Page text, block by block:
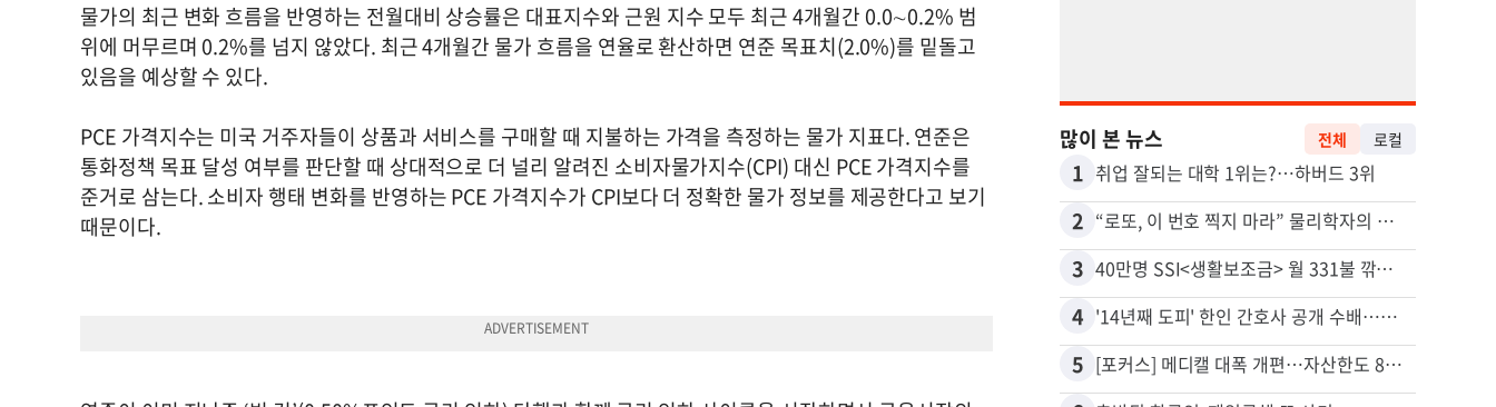
물가의 최근 변화 흐름을 반영하는 전월대비 상승률은 대표지수와 근원 지수 모두 최근 4개월간 0.0∼0.2% 범
위에 머무르며 0.2%를 넘지 않았다. 최근 4개월간 물가 흐름을 연율로 환산하면 연준 목표치(2.0%)를 밑돌고
있음을 예상할 수 있다.
PCE 가격지수는 미국 거주자들이 상품과 서비스를 구매할 때 지불하는 가격을 측정하는 물가 지표다. 연준은
통화정책 목표 달성 여부를 판단할 때 상대적으로 더 널리 알려진 소비자물가지수(CPI) 대신 PCE 가격지수를
준거로 삼는다. 소비자 행태 변화를 반영하는 PCE 가격지수가 CPI보다 더 정확한 물가 정보를 제공한다고 보기
때문이다.
많이 본 뉴스 전체 로컬
1 취업 잘되는 대학 1위는?…하버드 3위
2 “로또, 이 번호 찍지 마라” 물리학자의 당첨금 높이는 비밀
3 40만명 SSI<생활보조금> 월 331불 깎이나
4 '14년째 도피' 한인 간호사 공개 수배…메디케어 사기 유죄
5 [포커스] 메디캘 대폭 개편…자산한도 84% 축소